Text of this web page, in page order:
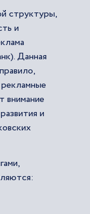
структуры,
и
Данная
внимание
и